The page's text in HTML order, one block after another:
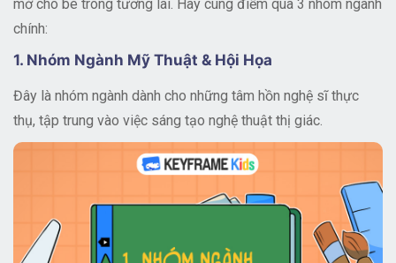
mở cho bé trong tương lai. Hãy cùng điểm qua 3 nhóm ngành
chính:
1. Nhóm Ngành Mỹ Thuật & Hội Họa
Đây là nhóm ngành dành cho những tâm hồn nghệ sĩ thực
thụ, tập trung vào việc sáng tạo nghệ thuật thị giác.